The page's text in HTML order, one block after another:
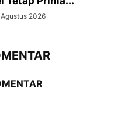
2026